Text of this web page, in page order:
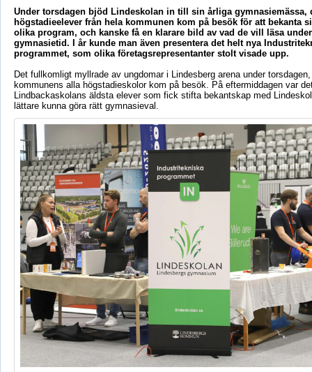
Under torsdagen bjöd Lindeskolan in till sin årliga gymnasiemässa,
högstadieelever från hela kommunen kom på besök för att bekanta
olika program, och kanske få en klarare bild av vad de vill läsa
gymnasietid. I år kunde man även presentera det helt nya
programmet, som olika företagsrepresentanter stolt visade upp.
Det fullkomligt myllrade av ungdomar i Lindesberg arena under
kommunens alla högstadieskolor kom på besök. På eftermiddagen var
Lindbackaskolans äldsta elever som fick stifta bekantskap med
lättare kunna göra rätt gymnasieval.